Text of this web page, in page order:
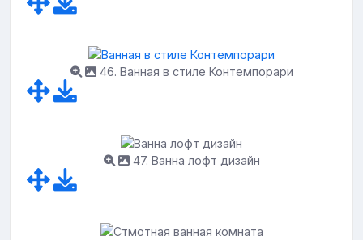
46. Ванная в стиле Контемпорари
47. Ванна лофт дизайн